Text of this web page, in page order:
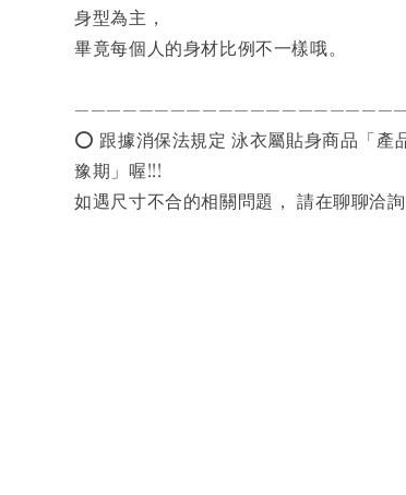
身型為主，
畢竟每個人的身材比例不一樣哦。
⭕️ 跟據消保法規定 泳衣屬貼身商品「產
豫期」喔!!!
如遇尺寸不合的相關問題， 請在聊聊洽詢